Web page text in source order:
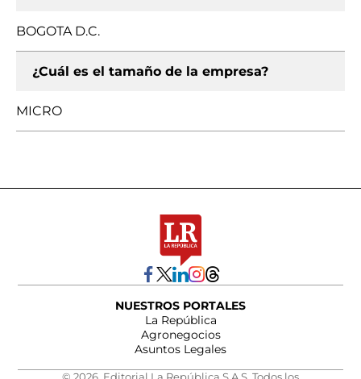
BOGOTA D.C.
¿Cuál es el tamaño de la empresa?
MICRO
NUESTROS PORTALES
La República
Agronegocios
Asuntos Legales